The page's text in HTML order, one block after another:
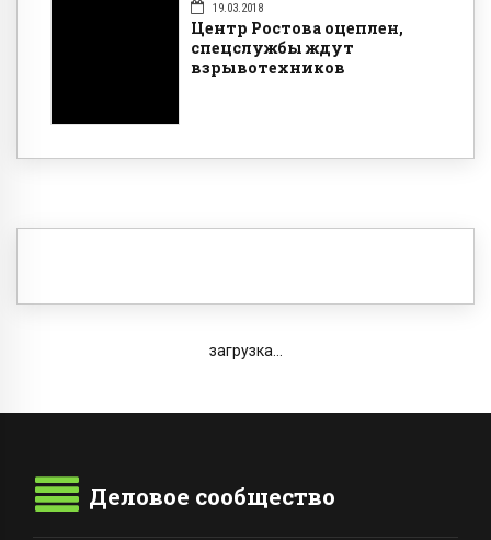
19.03.2018
Центр Ростова оцеплен,
спецслужбы ждут
взрывотехников
загрузка...
Деловое сообщество